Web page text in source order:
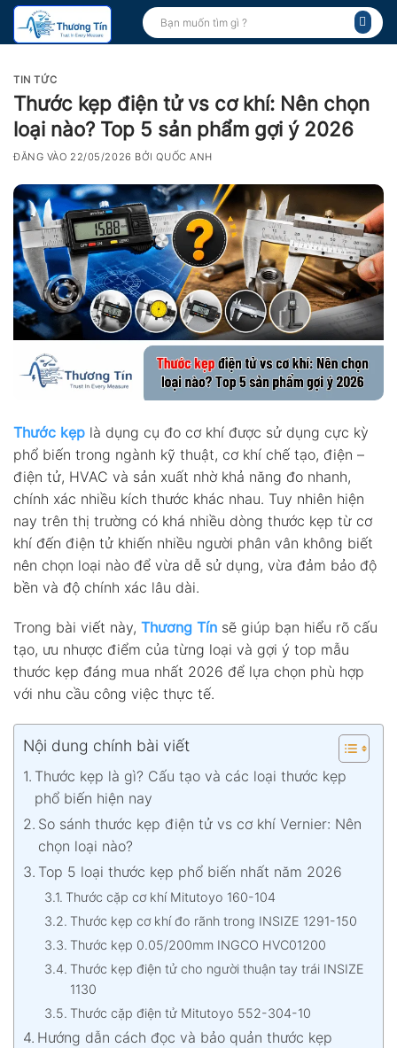
Bỏ
qua
dung
Tìm
kiếm:
TIN TỨC
Thước kẹp điện tử vs cơ khí: Nên chọn
loại nào? Top 5 sản phẩm gợi ý 2026
ĐĂNG VÀO 22/05/2026 BỞIQUỐC ANH
Thước kẹp là dụng cụ đo cơ khí được sử dụng cực kỳ
phổ biến trong ngành kỹ thuật, cơ khí chế tạo, điện –
điện tử, HVAC và sản xuất nhờ khả năng đo nhanh,
chính xác nhiều kích thước khác nhau. Tuy nhiên hiện
nay trên thị trường có khá nhiều dòng thước kẹp từ cơ
khí đến điện tử khiến nhiều người phân vân không biết
nên chọn loại nào để vừa dễ sử dụng, vừa đảm bảo độ
bền và độ chính xác lâu dài.
Trong bài viết này, Thương Tín sẽ giúp bạn hiểu rõ cấu
tạo, ưu nhược điểm của từng loại và gợi ý top mẫu
thước kẹp đáng mua nhất 2026 để lựa chọn phù hợp
với nhu cầu công việc thực tế.
Nội dung chính bài viết
Thước kẹp là gì? Cấu tạo và các loại thước kẹp
phổ biến hiện nay
So sánh thước kẹp điện tử vs cơ khí Vernier: Nên
chọn loại nào?
Top 5 loại thước kẹp phổ biến nhất năm 2026
Thước cặp cơ khí Mitutoyo 160-104
Thước kẹp cơ khí đo rãnh trong INSIZE 1291-150
Thước kẹp 0.05/200mm INGCO HVC01200
Thước kẹp điện tử cho người thuận tay trái INSIZE
1130
Thước cặp điện tử Mitutoyo 552-304-10
Hướng dẫn cách đọc và bảo quản thước kẹp